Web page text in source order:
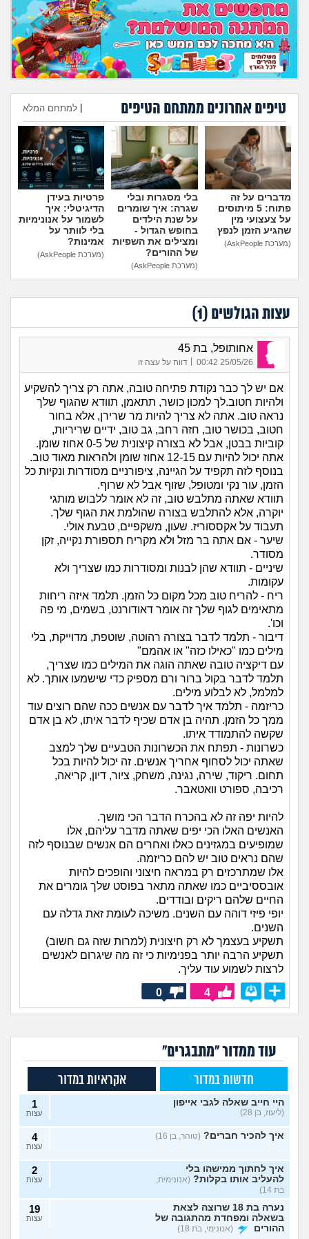
מה שעובר עליי
שומרים על הגוף
פיננסי וכלכלה
בין הסדינים
חיות מחמד
יוקר המחיה
גאווה
טיפים אחרונים ממתחם הטיפים למתחם המלא
הוספת טיפ
מדברים על זה
פתוח: 5 מיתוסים
על צעצועי מין
שהגיע הזמן לנפץ
(מערכת AskPeople)
בלי מסגרות ובלי
שגרה: איך שומרים
על שנת הילדים
בחופש הגדול -
ומצילים את השפיות
של ההורים?
(מערכת AskPeople)
פרטיות בעידן
הדיגיטלי: איך
לשמור על אנונימיות
בלי לוותר על
אמינות?
(מערכת AskPeople)
עצות הגולשים (1
)
אחותופל, בת 45
25/05/26 00:42 דווח על עצה זו
אם יש לך כבר נקודת פתיחה טובה, אתה רק צריך להשקיע
ולהיות חטוב.לך למכון כושר, תתאמן, תוודא שהגוף שלך
נראה טוב. אתה לא צריך להיות מר שרירן, אלא בחור
חטוב, בכושר טוב, חזה רחב, גב טוב, ידיים שריריות,
קוביות בבטן, אבל לא בצורה קיצונית של 0-5 אחוז שומן.
אתה יכול להיות עם 12-15 אחוז שומן ולהראות מאוד טוב.
בנוסף לזה תקפיד על הגיינה, ציפורניים מסודרות ונקיות כל
הזמן, עור נקי ומטופל, שזוף אבל לא שרוף.
תוודא שאתה מתלבש טוב, זה לא אומר ללבוש מותגי
יוקרה, אלא להתלבש בצורה שהולמת את הגוף שלך.
תעבוד על אקססוריז. שעון, משקפיים, טבעת אולי.
שיער - אם אתה בר מזל ולא מקריח תספורת נקייה, זקן
מסודר.
שיניים - תוודא שהן לבנות ומסודרות כמו שצריך ולא
עקומות.
ריח - להריח טוב מכל מקום כל הזמן. תלמד איזה ריחות
מתאימים לגוף שלך זה אומר דאודורנט, בשמים, מי פה
וכו'.
דיבור - תלמד לדבר בצורה רהוטה, שוטפת, מדוייקת, בלי
מילים כמו "כאילו כזה" או אהמם"
עם דיקציה טובה שאתה הוגה את המילים כמו שצריך,
תלמד לדבר בקול ברור ורם מספיק כדי שישמעו אותך. לא
למלמל, לא לבלוע מילים.
כריזמה - תלמד איך לדבר עם אנשים ככה שהם רוצים עוד
ממך כל הזמן. תהיה בן אדם שכיף לדבר איתו, לא בן אדם
שקשה להתמודד איתו.
כשרונות - תפתח את הכשרונות הטבעיים שלך למצב
שאתה יכול לסחוף אחריך אנשים. זה יכול להיות בכל
תחום. ריקוד, שירה, נגינה, משחק, ציור, דיון, קריאה,
רכיבה, ספורט וואטאבר.
להיות יפה זה לא בהכרח הדבר הכי מושך.
האנשים האלו הכי יפים שאתה מדבר עליהם, אלו
שמופיעים במגזינים כאלו ואחרים הם אנשים שבנוסף לזה
שהם נראים טוב יש להם כריזמה.
אלו שמתרכזים רק במראה חיצוני והופכים להיות
אובססיביים כמו שאתה מתאר בפוסט שלך גומרים את
החיים שלהם ריקים ובודדים.
יופי פיזי דוהה עם השנים. משיכה לעומת זאת גדלה עם
השנים.
תשקיע בעצמך לא רק חיצונית (למרות שזה גם חשוב)
תשקיע הרבה יותר בפנימיות כי זה מה שיגרום לאנשים
לרצות לשמוע עוד עליך.
4
0
עוד ממדור "מתבגרים"
חדשות במדור אקראיות במדור
היי חייב שאלה לגבי אייפון
(ליעוז, בן 28)
1
עצות
איך להכיר חברים? (טוהר, בן 16) 4
עצות
איך לחתוך ממישהו בלי
להעליב אותו בקלות? (אנונימית,
בת 14)
2
עצות
נערה בת 18 שרוצה לצאת
בשאלה ומפחדת מהתגובה של
ההורים
(אנונימי, בת 18)
19
עצות